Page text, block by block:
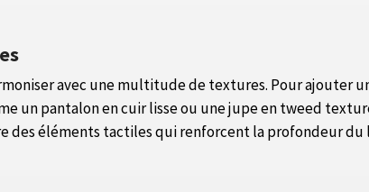
avec une multitude de textures. Pour ajouter
un pantalon en cuir lisse ou une jupe en tweed
des éléments tactiles qui renforcent la profondeur du